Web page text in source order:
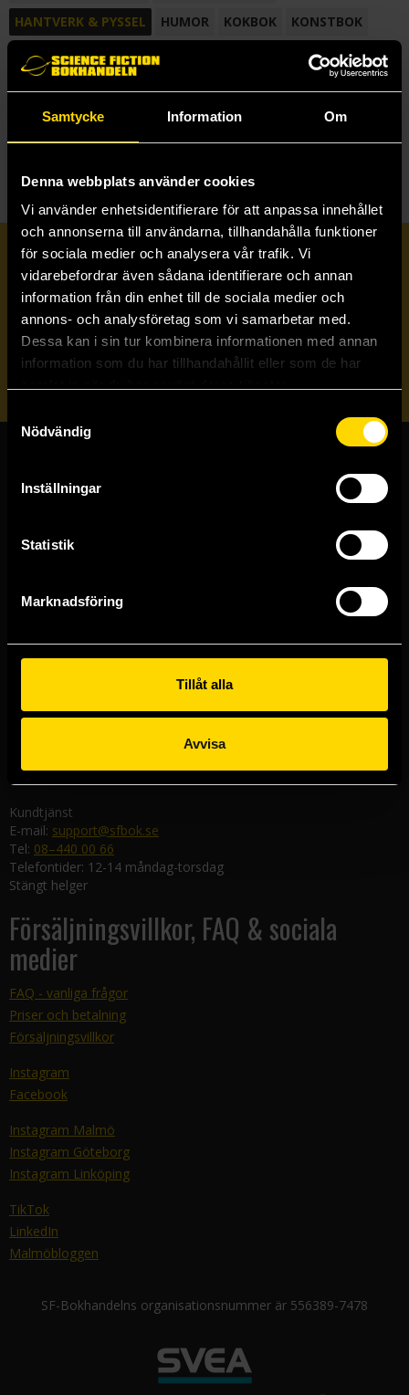
Samtycke Information Om
Denna webbplats använder cookies
Vi använder enhetsidentifierare för att anpassa innehållet
och annonserna till användarna, tillhandahålla funktioner
för sociala medier och analysera vår trafik. Vi
vidarebefordrar även sådana identifierare och annan
information från din enhet till de sociala medier och
annons- och analysföretag som vi samarbetar med.
Dessa kan i sin tur kombinera informationen med annan
information som du har tillhandahållit eller som de har
Nödvändig
Inställningar
Statistik
Marknadsföring
Tillåt alla
Avvisa
HANTVERK & PYSSEL
HUMOR KOKBOK
KONSTBOK
KORTROMAN
LÄROBOK
NOVELL
SAMLINGSVOLYM
TECKNA & MÅLA TECKNAD SERIE
Prenumerera på vårt nyhetsbrev
Veckobrevet
Skicka
Butiker & kundtjänst
Västerlånggatan 48
Göteborgsbutiken
Kungsgatan 19
Malmöbutiken
582 19 Linköping
Kundtjänst
E-mail: support@sfbok.se
Tel: 08–440 00 66
Telefontider: 12-14 måndag-torsdag
Stängt helger
Försäljningsvillkor, FAQ & sociala
medier
FAQ - vanliga frågor
Priser och betalning
Försäljningsvillkor
Instagram
Facebook
Instagram Malmö
Instagram Göteborg
Instagram Linköping
TikTok
LinkedIn
Malmöbloggen
SF-Bokhandelns organisationsnummer är 556389-7478